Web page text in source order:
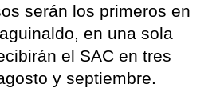
serán los primeros en
en una sola
el SAC en tres
y septiembre.